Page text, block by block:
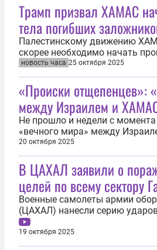
Трамп призвал ХАМАС
тела погибших
Палестинскому движению
скорее необходимо начать
возвращения заложников и
действия отводится 48 часов,
президент США Дональд
как можно скорее начать
погибших заложников,
американцев...
новость часа 25 октября 2025
«Происки отщепенцев»:
между Израилем и
Не прошло и недели с
«вечного мира» между
ХАМАС, а стороны уже
возобновления боев. На сей
напряженности стал
Вблизи этого населенного
между израильтянами и
20 октября 2025
В ЦАХАЛ заявили о
целей по всему сектору
Военные самолеты армии
(ЦАХАЛ) нанесли серию
объектов палестинской
секторе Газа. Как сообщила 19
служба министерства
19 октября 2025